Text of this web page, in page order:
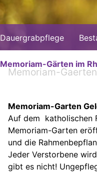
Dauergrabpflege
Memoriam-Gärten im
Memoriam-
Memoriam-Garten
Auf dem katholischen
Memoriam-Garten
und die
Jeder Verstorbene
gibt es nicht!